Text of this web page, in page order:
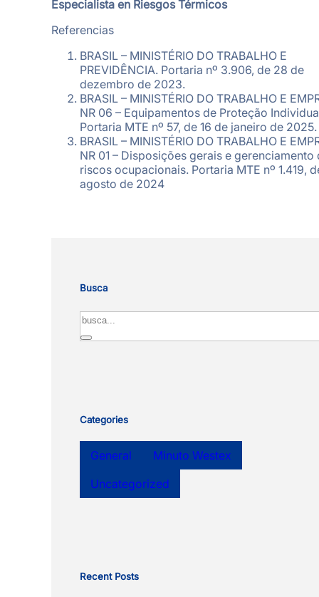
Especialista en Riesgos Térmicos
Referencias
BRASIL – MINISTÉRIO DO TRABALHO E
PREVIDÊNCIA. Portaria nº 3.906, de 28 de
dezembro de 2023.
BRASIL – MINISTÉRIO DO TRABALHO E
NR 06 – Equipamentos de Proteção
Portaria MTE nº 57, de 16 de janeiro de 2025.
BRASIL – MINISTÉRIO DO TRABALHO E
NR 01 – Disposições gerais e gerenciamento
riscos ocupacionais. Portaria MTE nº 1.419,
agosto de 2024
Busca
Search
Categories
General
Minuto Westex
Uncategorized
Recent Posts